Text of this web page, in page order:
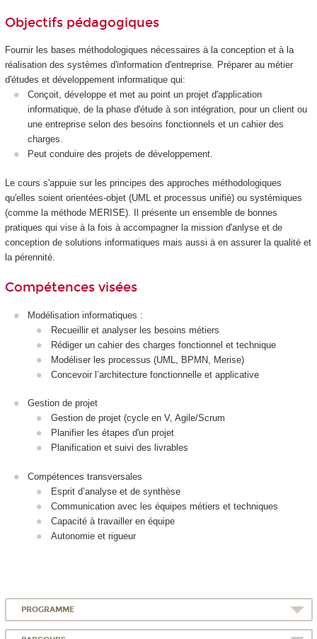
Objectifs pédagogiques
Fournir les bases méthodologiques nécessaires à la conception et à la
réalisation des systèmes d'information d'entreprise. Préparer au métier
d'études et développement informatique qui:
Conçoit, développe et met au point un projet d'application
informatique, de la phase d'étude à son intégration, pour un client ou
une entreprise selon des besoins fonctionnels et un cahier des
charges.
Peut conduire des projets de développement.
Le cours s'appuie sur les principes des approches méthodologiques
qu'elles soient orientées-objet (UML et processus unifié) ou systémiques
(comme la méthode MERISE). Il présente un ensemble de bonnes
pratiques qui vise à la fois à accompagner la mission d'anlyse et de
conception de solutions informatiques mais aussi à en assurer la qualité et
la pérennité.
Compétences visées
Modélisation informatiques :
Recueillir et analyser les besoins métiers
Rédiger un cahier des charges fonctionnel et technique
Modéliser les processus (UML, BPMN, Merise)
Concevoir l’architecture fonctionnelle et applicative
Gestion de projet
Gestion de projet (cycle en V, Agile/Scrum
Planifier les étapes d'un projet
Planification et suivi des livrables
Compétences transversales
Esprit d’analyse et de synthèse
Communication avec les équipes métiers et techniques
Capacité à travailler en équipe
Autonomie et rigueur
PROGRAMME